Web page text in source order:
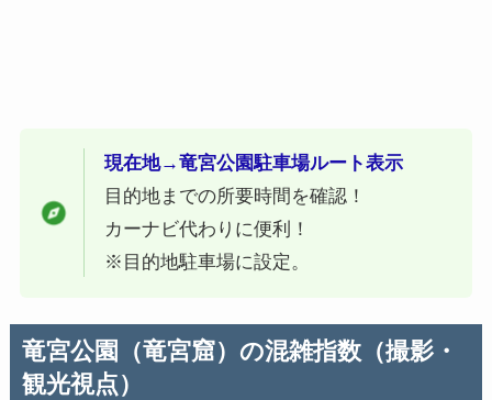
現在地→竜宮公園駐車場ルート表示
目的地までの所要時間を確認！
カーナビ代わりに便利！
※目的地駐車場に設定。
竜宮公園（竜宮窟）の混雑指数（撮影・
観光視点）